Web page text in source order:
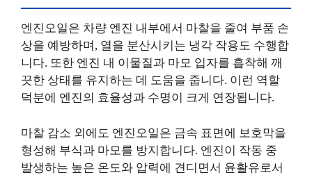
엔진오일은 차량 엔진 내부에서 마찰을 줄여 부품 손
상을 예방하며, 열을 분산시키는 냉각 작용도 수행합
니다. 또한 엔진 내 이물질과 마모 입자를 흡착해 깨
끗한 상태를 유지하는 데 도움을 줍니다. 이런 역할
덕분에 엔진의 효율성과 수명이 크게 연장됩니다.
마찰 감소 외에도 엔진오일은 금속 표면에 보호막을
형성해 부식과 마모를 방지합니다. 엔진이 작동 중
발생하는 높은 온도와 압력에 견디면서 윤활유로서